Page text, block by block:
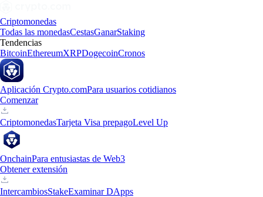
Criptomonedas
Todas las monedasCestasGanarStaking
Tendencias
BitcoinEthereumXRPDogecoinCronos
Aplicación Crypto.comPara usuarios cotidianos
Comenzar
CriptomonedasTarjeta Visa prepagoLevel Up
OnchainPara entusiastas de Web3
Obtener extensión
IntercambiosStakeExaminar DApps